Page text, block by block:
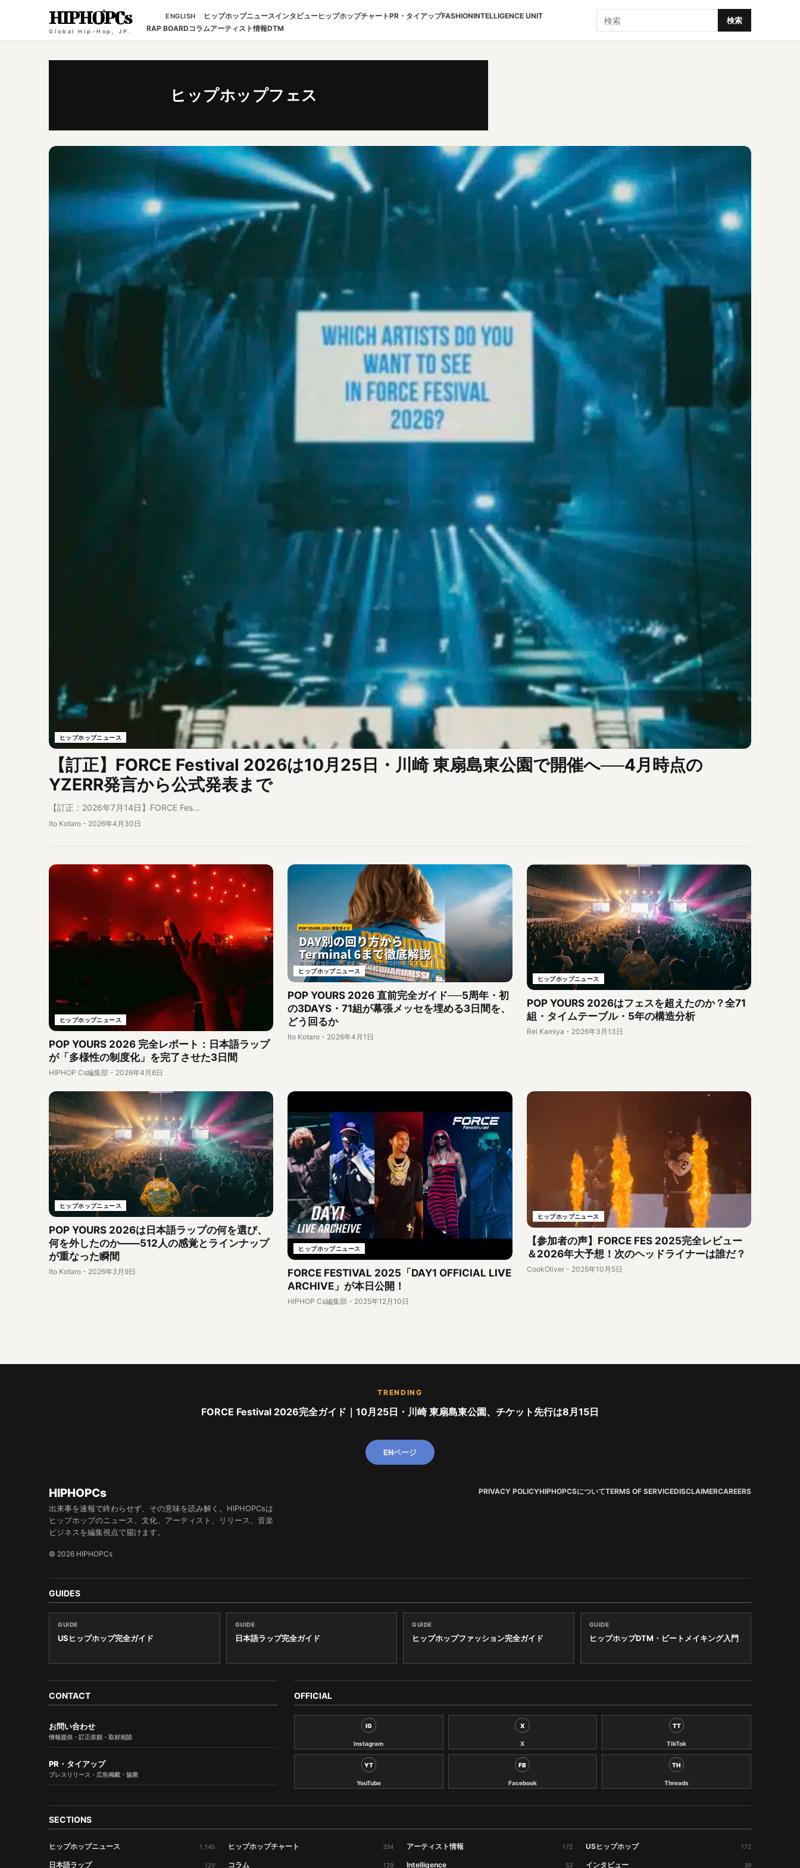
HIPHOPCs
Global Hip-Hop, JP.
ENGLISH ヒップホップニュースインタビューヒップホップチャートPR・タイアップFASHIONINTELLIGENCE UNIT
RAP BOARDコラムアーティスト情報DTM
検索 検索
ヒップホップフェス
ヒップホップニュース
【訂正】FORCE Festival 2026は10月25日・川崎 東扇島東公園で開催へ──4月時点の
YZERR発言から公式発表まで
【訂正：2026年7月14日】FORCE Fes…
Ito Kotaro - 2026年4月30日
ヒップホップニュース
POP YOURS 2026 完全レポート：日本語ラップ
が「多様性の制度化」を完了させた3日間
HIPHOP Cs編集部 - 2026年4月6日
ヒップホップニュース
POP YOURS 2026 直前完全ガイド──5周年・初
の3DAYS・71組が幕張メッセを埋める3日間を、
どう回るか
Ito Kotaro - 2026年4月1日
ヒップホップニュース
POP YOURS 2026はフェスを超えたのか？全71
組・タイムテーブル・5年の構造分析
Rei Kamiya - 2026年3月13日
ヒップホップニュース
POP YOURS 2026は日本語ラップの何を選び、
何を外したのか――512人の感覚とラインナップ
が重なった瞬間
Ito Kotaro - 2026年3月9日
ヒップホップニュース
FORCE FESTIVAL 2025「DAY1 OFFICIAL LIVE
ARCHIVE」が本日公開！
HIPHOP Cs編集部 - 2025年12月10日
ヒップホップニュース
【参加者の声】FORCE FES 2025完全レビュー
＆2026年大予想！次のヘッドライナーは誰だ？
CookOliver - 2025年10月5日
TRENDING
FORCE Festival 2026完全ガイド｜10月25日・川崎 東扇島東公園、チケット先行は8月15日
ENページ
HIPHOPCs
出来事を速報で終わらせず、その意味を読み解く。HIPHOPCsは
ヒップホップのニュース、文化、アーティスト、リリース、音楽
ビジネスを編集視点で届けます。
© 2026 HIPHOPCs
PRIVACY POLICYHIPHOPCSについてTERMS OF SERVICEDISCLAIMERCAREERS
GUIDES
GUIDE
USヒップホップ完全ガイド
GUIDE
日本語ラップ完全ガイド
GUIDE
ヒップホップファッション完全ガイド
GUIDE
ヒップホップDTM・ビートメイキング入門
CONTACT
お問い合わせ
情報提供・訂正依頼・取材相談
PR・タイアップ
プレスリリース・広告掲載・協業
OFFICIAL
IG
Instagram
X
X
TT
TikTok
YT
YouTube
FB
Facebook
TH
Threads
SECTIONS
ヒップホップニュース 1,145 ヒップホップチャート 334 アーティスト情報 172 USヒップホップ 172
日本語ラップ 129 コラム 129 Intelligence 53 インタビュー 39